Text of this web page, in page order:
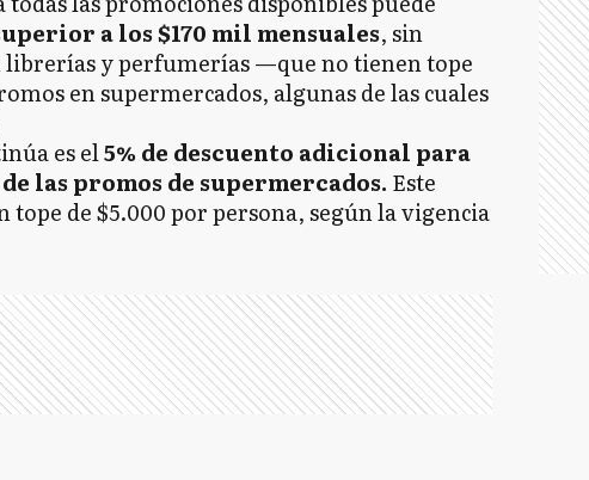
a los $170 mil mensuales, sin
librerías y perfumerías —que no tienen tope
en supermercados, algunas de las cuales
es el5% de descuento adicional para
las promos de supermercados. Este
de $5.000 por persona, según la vigencia